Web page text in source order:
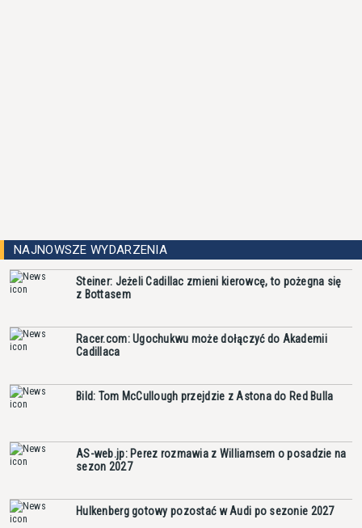
NAJNOWSZE WYDARZENIA
Steiner: Jeżeli Cadillac zmieni kierowcę, to pożegna się
z Bottasem
Racer.com: Ugochukwu może dołączyć do Akademii
Cadillaca
Bild: Tom McCullough przejdzie z Astona do Red Bulla
AS-web.jp: Perez rozmawia z Williamsem o posadzie na
sezon 2027
Hulkenberg gotowy pozostać w Audi po sezonie 2027